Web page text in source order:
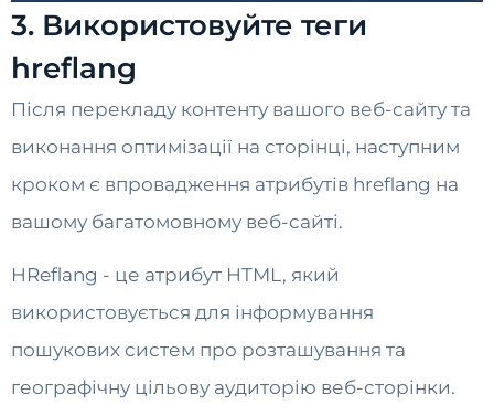
3. Використовуйте теги
hreflang
Після перекладу контенту вашого веб-сайту та
виконання оптимізації на сторінці, наступним
кроком є впровадження атрибутів hreflang на
вашому багатомовному веб-сайті.
HReflang - це атрибут HTML, який
використовується для інформування
пошукових систем про розташування та
географічну цільову аудиторію веб-сторінки.